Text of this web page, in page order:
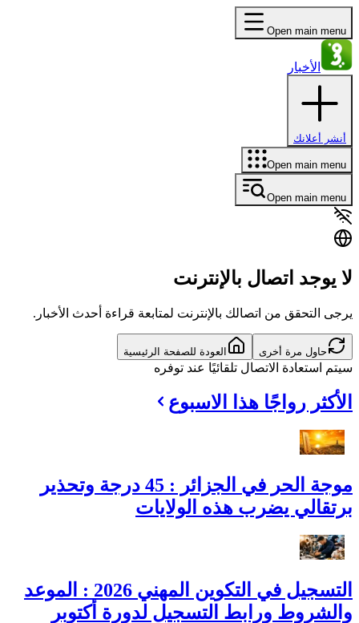
Open main menu
الأخبار
أنشر أعلانك
Open main menu
Open main menu
لا يوجد اتصال بالإنترنت
يرجى التحقق من اتصالك بالإنترنت لمتابعة قراءة أحدث الأخبار.
حاول مرة أخرى العودة للصفحة الرئيسية
سيتم استعادة الاتصال تلقائيًا عند توفره
الأكثر رواجًا هذا الاسبوع
موجة الحر في الجزائر : 45 درجة وتحذير
برتقالي يضرب هذه الولايات
التسجيل في التكوين المهني 2026 : الموعد
والشروط ورابط التسجيل لدورة أكتوبر